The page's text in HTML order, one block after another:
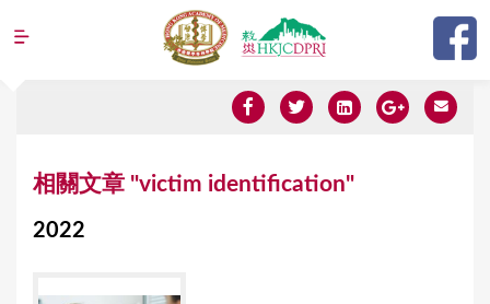
Jump to navigation
相關文章 "victim identification"
2022